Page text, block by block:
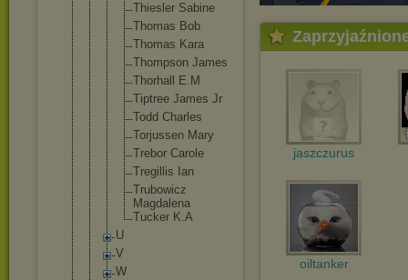
Thiesler Sabine
Thomas Bob
Thomas Kara
Thompson James
Thorhall E.M
Tiptree James Jr
Todd Charles
Torjussen Mary
Trebor Carole
Tregillis Ian
Trubowicz
Magdalena
Tucker K.A
U
V
W
jaszczurus
oiltanker